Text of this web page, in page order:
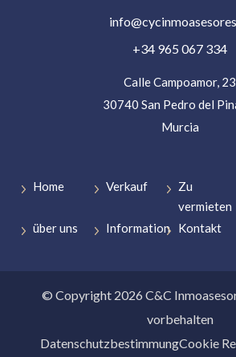
+34 965 067 334
Calle Campoamor, 23
30740 San Pedro del
Murcia
Home Verkauf
Zu
vermieten
über uns Information Kontakt
© Copyright 2026 C&C
vorbehalten
DatenschutzbestimmungCookie